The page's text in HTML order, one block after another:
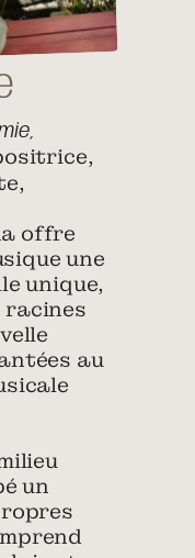
offre
une
unique,
racines
au
un